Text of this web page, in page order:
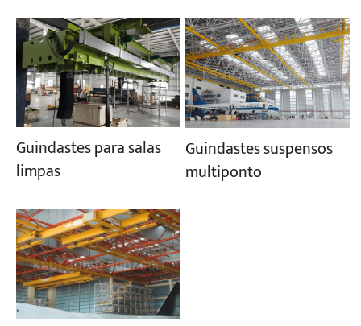
Guindastes para salas
limpas
Guindastes suspensos
multiponto